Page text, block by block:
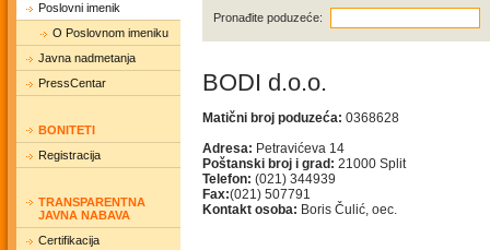
Poslovni imenik
O Poslovnom imeniku
Javna nadmetanja
PressCentar
BONITETI
Registracija
TRANSPARENTNA
JAVNA NABAVA
Certifikacija
Pronađite poduzeće:
BODI d.o.o.
Matični broj poduzeća: 0368628
Adresa: Petravićeva 14
Poštanski broj i grad: 21000 Split
Telefon: (021) 344939
Fax:(021) 507791
Kontakt osoba: Boris Čulić, oec.